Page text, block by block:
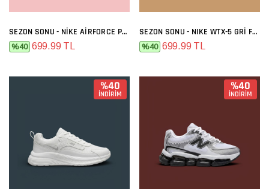
SEZON SONU - NIKE AIRFORCE PREMIUM GRI MELO
%40 699.99 TL
SEZON SONU - NIKE WTX-5 GRI FÜME
%40 699.99 TL
%40
İNDİRİM
%40
İNDİRİM